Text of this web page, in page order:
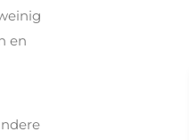
en